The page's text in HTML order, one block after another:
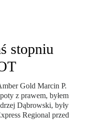
stopniu
Gold Marcin P.
z prawem, byłem
Dąbrowski, były
Regional przed